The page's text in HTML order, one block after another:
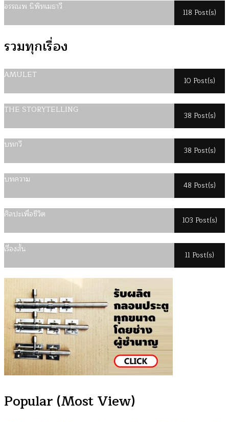
อรรณพ นิพิทเมธาวี
118 Post(s)
รวมทุกเรื่อง
AMULET
10 Post(s)
THE STORYTELLING
38 Post(s)
บทกวี
38 Post(s)
บทความ
48 Post(s)
ศิลปะเพื่อชีวิต
103 Post(s)
เรื่องสั้น
11 Post(s)
Popular (Most View)